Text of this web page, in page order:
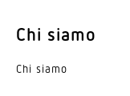
Chi siamo
Chi siamo